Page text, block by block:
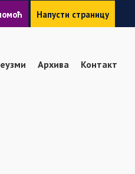
Напусти страницу
Архива Контакт